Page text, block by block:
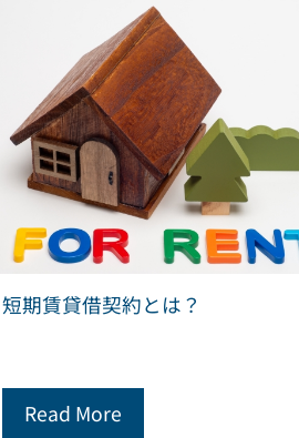
短期賃貸借契約とは？
Read More